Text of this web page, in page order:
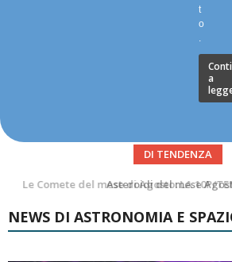
t
o
.
a
DI TENDENZA
Asteroidi del mese Agosto
NEWS DI ASTRONOMIA E